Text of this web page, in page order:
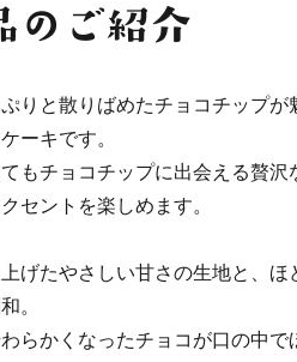
りと散りばめたチョコチップが
ーキです。
もチョコチップに出会える贅沢
セントを楽しめます。
げたやさしい甘さの生地と、ほ
。
らかくなったチョコが口の中で